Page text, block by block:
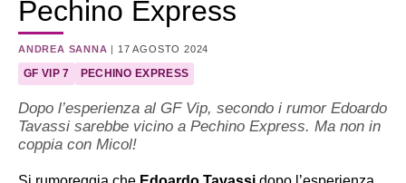
Pechino Express
ANDREA SANNA | 17 AGOSTO 2024
GF VIP 7 PECHINO EXPRESS
Dopo l’esperienza al GF Vip, secondo i rumor Edoardo
Tavassi sarebbe vicino a Pechino Express. Ma non in
coppia con Micol!